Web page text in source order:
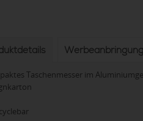
Werbeanbringung
Taschenmesser im